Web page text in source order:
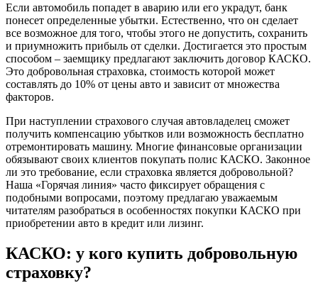
Если автомобиль попадет в аварию или его украдут, банк
понесет определенные убытки. Естественно, что он сделает
все возможное для того, чтобы этого не допустить, сохранить
и приумножить прибыль от сделки. Достигается это простым
способом – заемщику предлагают заключить договор КАСКО.
Это добровольная страховка, стоимость которой может
составлять до 10% от цены авто и зависит от множества
факторов.
При наступлении страхового случая автовладелец сможет
получить компенсацию убытков или возможность бесплатно
отремонтировать машину. Многие финансовые организации
обязывают своих клиентов покупать полис КАСКО. Законное
ли это требование, если страховка является добровольной?
Наша «Горячая линия» часто фиксирует обращения с
подобными вопросами, поэтому предлагаю уважаемым
читателям разобраться в особенностях покупки КАСКО при
приобретении авто в кредит или лизинг.
КАСКО: у кого купить добровольную
страховку?